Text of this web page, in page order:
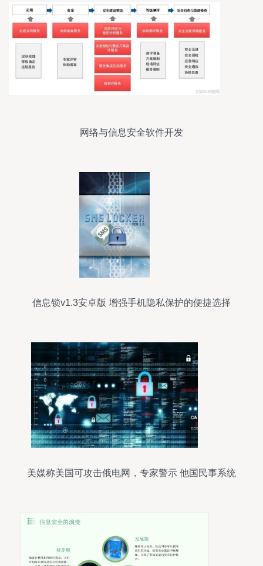
网络与信息安全软件开发
信息锁v1.3安卓版 增强手机隐私保护的便捷选择
美媒称美国可攻击俄电网，专家警示 他国民事系统